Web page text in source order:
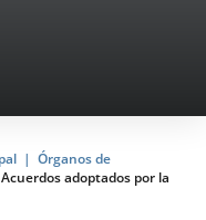
Órganos de
Acuerdos adoptados por la